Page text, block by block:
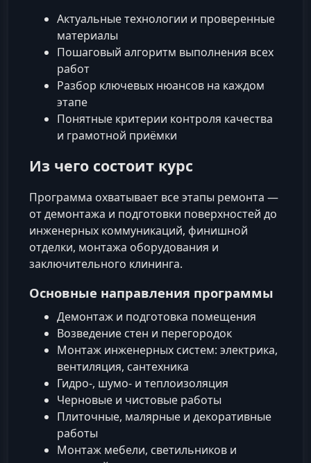
Актуальные технологии и проверенные
материалы
Пошаговый алгоритм выполнения всех
работ
Разбор ключевых нюансов на каждом
этапе
Понятные критерии контроля качества
и грамотной приёмки
Из чего состоит курс
Программа охватывает все этапы ремонта —
от демонтажа и подготовки поверхностей до
инженерных коммуникаций, финишной
отделки, монтажа оборудования и
заключительного клининга.
Основные направления программы
Демонтаж и подготовка помещения
Возведение стен и перегородок
Монтаж инженерных систем: электрика,
вентиляция, сантехника
Гидро-, шумо- и теплоизоляция
Черновые и чистовые работы
Плиточные, малярные и декоративные
работы
Монтаж мебели, светильников и